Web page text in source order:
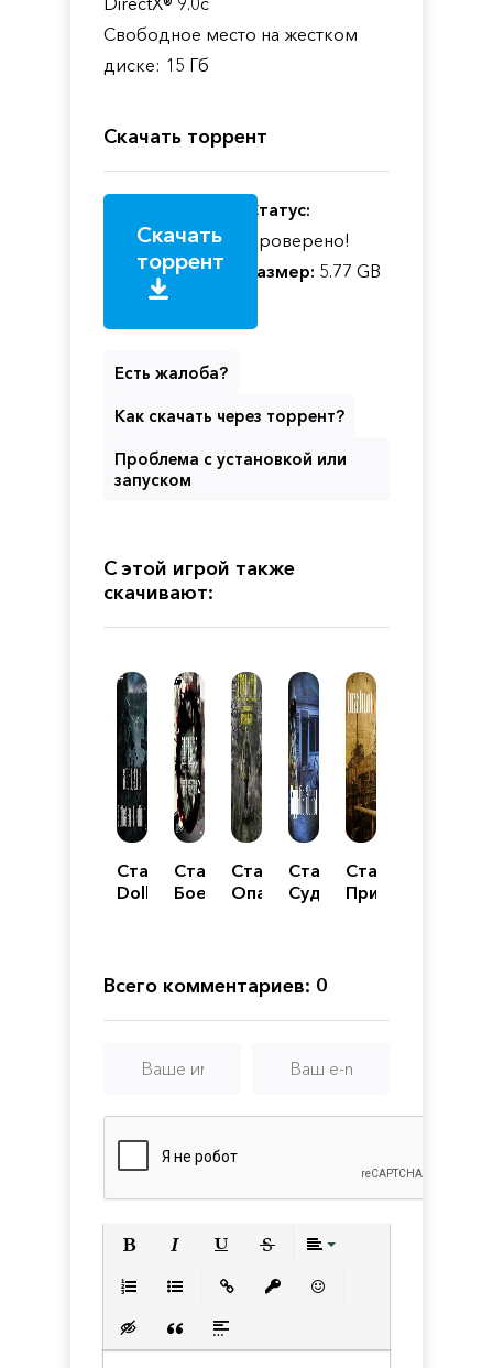
Свободное место на жестком
диске: 15 Гб
Скачать торрент
Скачать
торрент
Статус:
Проверено!
Размер: 5.77 GB
Есть жалоба?
Как скачать через торрент?
Проблема с установкой или
запуском
С этой игрой также
скачивают:
Сталкер
Dollchan
Сталкер
Боевая
Сталкер
Опасный
Сталкер
Судьба
Сталкер
Призраки
Всего комментариев: 0
Вставка скрытого текста
Вставка цитаты
Вставка спойлера